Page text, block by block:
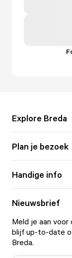
Explore Breda
Plan je bezoek
Handige info
Nieuwsbrief
Meld je aan
blijf up-to-date
Breda.